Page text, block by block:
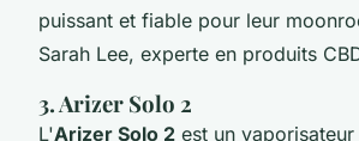
puissant et fiable pour leur
Sarah Lee, experte en produits
3. Arizer Solo 2
L'Arizer Solo 2 est un